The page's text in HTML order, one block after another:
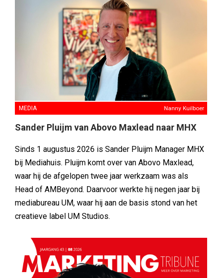
MEDIA Nanny Kuilboer
Sander Pluijm van Abovo Maxlead naar MHX
Sinds 1 augustus 2026 is Sander Pluijm Manager MHX
bij Mediahuis. Pluijm komt over van Abovo Maxlead,
waar hij de afgelopen twee jaar werkzaam was als
Head of AMBeyond. Daarvoor werkte hij negen jaar bij
mediabureau UM, waar hij aan de basis stond van het
creatieve label UM Studios.